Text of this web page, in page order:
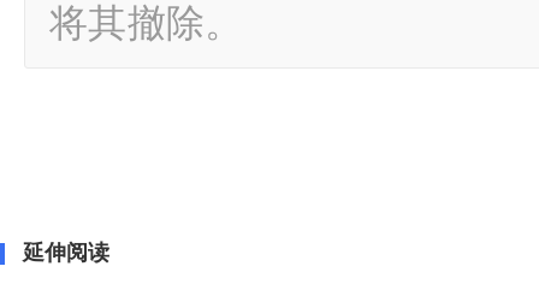
将其撤除。
延伸阅读